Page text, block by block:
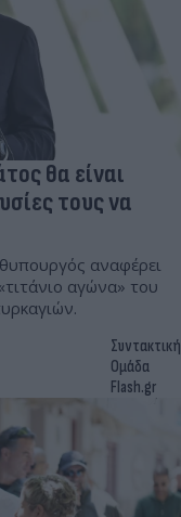
θα είναι
τους να
αναφέρει
αγώνα» του
Συντακτική
Ομάδα
Flash.gr